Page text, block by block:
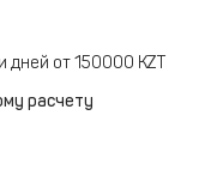
дней от 150000 KZT
расчету